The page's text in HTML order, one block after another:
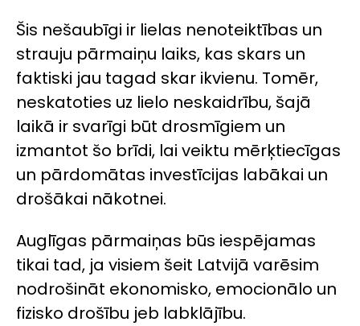
Šis nešaubīgi ir lielas nenoteiktības un
strauju pārmaiņu laiks, kas skars un
faktiski jau tagad skar ikvienu. Tomēr,
neskatoties uz lielo neskaidrību, šajā
laikā ir svarīgi būt drosmīgiem un
izmantot šo brīdi, lai veiktu mērķtiecīgas
un pārdomātas investīcijas labākai un
drošākai nākotnei.
Auglīgas pārmaiņas būs iespējamas
tikai tad, ja visiem šeit Latvijā varēsim
nodrošināt ekonomisko, emocionālo un
fizisko drošību jeb labklājību.